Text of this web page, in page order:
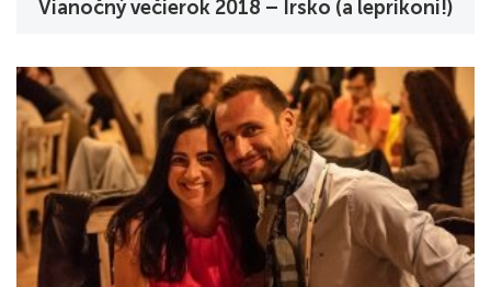
Vianočný večierok 2018 – Írsko (a leprikoni!)